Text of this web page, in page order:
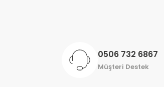
0506 732 6867
Müşteri Destek